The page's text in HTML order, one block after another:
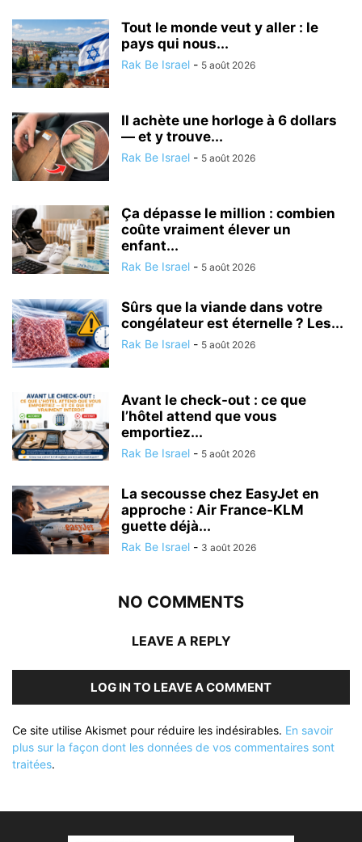
Tout le monde veut y aller : le
pays qui nous...
Rak Be Israel - 5 août 2026
Il achète une horloge à 6 dollars
— et y trouve...
Rak Be Israel - 5 août 2026
Ça dépasse le million : combien
coûte vraiment élever un
enfant...
Rak Be Israel - 5 août 2026
Sûrs que la viande dans votre
congélateur est éternelle ? Les...
Rak Be Israel - 5 août 2026
Avant le check-out : ce que
l’hôtel attend que vous
emportiez...
Rak Be Israel - 5 août 2026
La secousse chez EasyJet en
approche : Air France-KLM
guette déjà...
Rak Be Israel - 3 août 2026
NO COMMENTS
LEAVE A REPLY
LOG IN TO LEAVE A COMMENT
Ce site utilise Akismet pour réduire les indésirables. En savoir
plus sur la façon dont les données de vos commentaires sont
traitées.